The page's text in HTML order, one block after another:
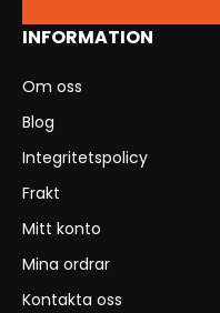
INFORMATION
Om oss
Blog
Integritetspolicy
Frakt
Mitt konto
Mina ordrar
Kontakta oss